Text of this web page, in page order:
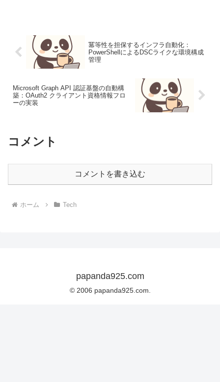
冪等性を担保するインフラ自動化：
PowerShellによるDSCライクな環境構成
管理
Microsoft Graph API 認証基盤の自動構
築：OAuth2 クライアント資格情報フロ
ーの実装
コメント
コメントを書き込む
ホーム Tech
papanda925.com
© 2006 papanda925.com.